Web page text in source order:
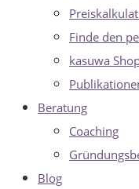
Finde den
kasuwa
Beratung
Coaching
Blog